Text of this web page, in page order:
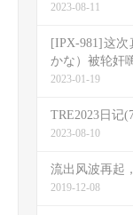
2023-08-11
[IPX-981]这
かな）被轮奸
2023-01-19
TRE2023日记
2023-08-10
流出风波再起
2019-12-08